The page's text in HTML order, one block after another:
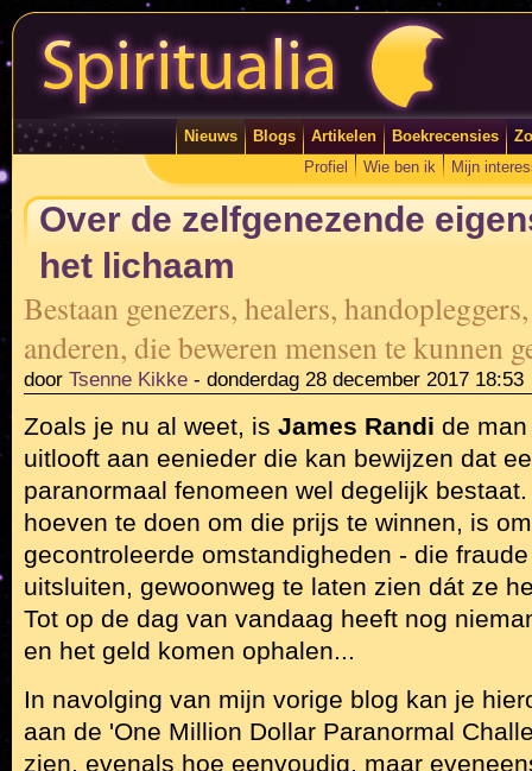
Nieuws Blogs Artikelen Boekrecensies
Profiel
Wie ben ik Mijn
Over de zelfgenezende
het lichaam
Bestaan genezers, healers,
anderen, die beweren mensen te kunnen
door Tsenne Kikke - donderdag 28 december 2017 18:53
Zoals je nu al weet, is James Randi de
uitlooft aan eenieder die kan bewijzen dat
paranormaal fenomeen wel degelijk
hoeven te doen om die prijs te winnen, is
gecontroleerde omstandigheden - die
uitsluiten, gewoonweg te laten zien dát ze
Tot op de dag van vandaag heeft nog
en het geld komen ophalen...
In navolging van mijn vorige blog kan je
aan de 'One Million Dollar Paranormal
zien, evenals hoe eenvoudig, maar